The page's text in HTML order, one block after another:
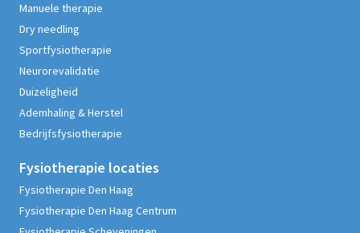
Manuele therapie
Dry needling
Sportfysiotherapie
Neurorevalidatie
Duizeligheid
Ademhaling & Herstel
Bedrijfsfysiotherapie
Fysiotherapie locaties
Fysiotherapie Den Haag
Fysiotherapie Den Haag Centrum